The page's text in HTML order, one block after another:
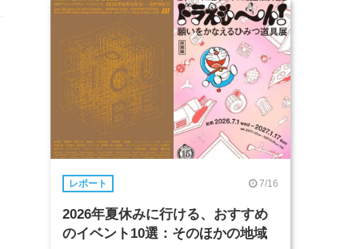
レポート 7/16
2026年夏休みに行ける、おすすめ
のイベント10選：そのほかの地域